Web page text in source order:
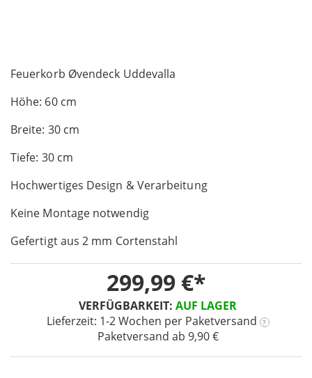
Feuerkorb Øvendeck Uddevalla
Höhe: 60 cm
Breite: 30 cm
Tiefe: 30 cm
Hochwertiges Design & Verarbeitung
Keine Montage notwendig
Gefertigt aus 2 mm Cortenstahl
VERFÜGBARKEIT: AUF LAGER
Lieferzeit: 1-2 Wochen per Paketversand ?
Paketversand ab 9,90 €
299,99 €
gallery
to
beginning
the
images
gallery